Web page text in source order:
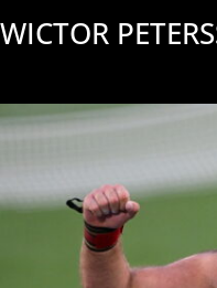
WICTOR